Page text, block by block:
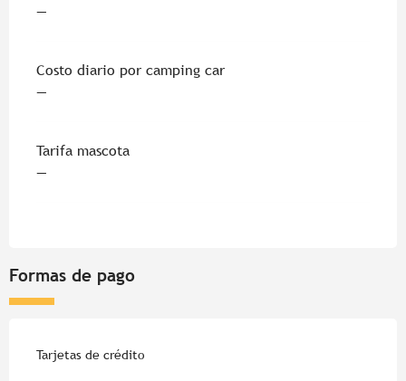
—
Costo diario por camping car
—
Tarifa mascota
—
Formas de pago
Tarjetas de crédito